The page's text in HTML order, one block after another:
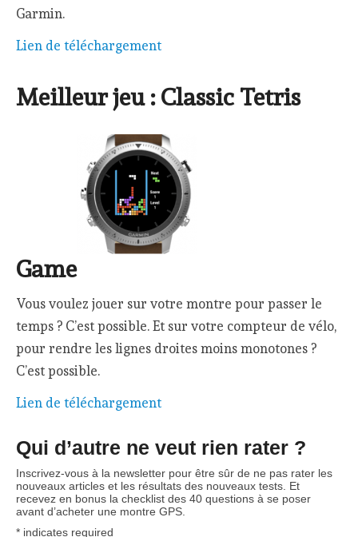
Garmin.
Lien de téléchargement
Meilleur jeu : Classic Tetris
Game
Vous voulez jouer sur votre montre pour passer le
temps ? C’est possible. Et sur votre compteur de vélo,
pour rendre les lignes droites moins monotones ?
C’est possible.
Lien de téléchargement
Qui d’autre ne veut rien rater ?
Inscrivez-vous à la newsletter pour être sûr de ne pas rater les
nouveaux articles et les résultats des nouveaux tests. Et
recevez en bonus la checklist des 40 questions à se poser
avant d’acheter une montre GPS.
* indicates required